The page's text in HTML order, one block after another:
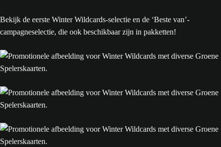
Bekijk de eerste Winter Wildcards-selectie en de ‘Beste van’-
campagneselectie, die ook beschikbaar zijn in pakketten!